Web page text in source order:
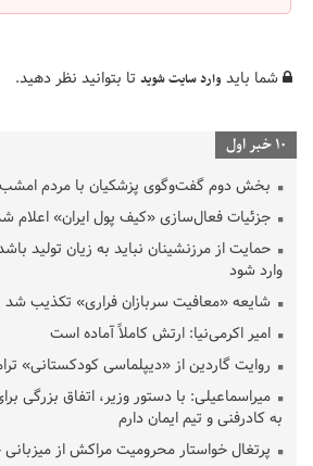
شما باید وارد سایت شوید تا بتوانید نظر دهید.
10 خبر اول
بخش دوم گفت‌وگوی پزشکیان با مردم
جزئیات فعال‌سازی «کیف پول ایران» اعلام
حمایت از مرزنشینان نباید به زیان تولید
وارد شود
شایعه «معافیت سربازان فراری» تکذیب شد
امیر اکرمی‌نیا: ارتش کاملاً آماده است
روایت گاردین از «دیپلماسی کودکستانی»
میراسماعیلی: با دستور وزیر، اتفاق بزرگی
به کادرفنی و تیم ایمان دارم
پرتغال خواستار محرومیت مراکش از میزبانی جام